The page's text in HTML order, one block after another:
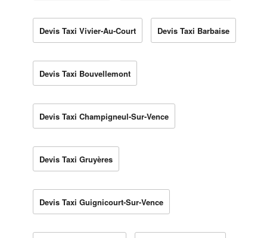
Devis Taxi Vivier-Au-Court Devis Taxi Barbaise
Devis Taxi Bouvellemont
Devis Taxi Champigneul-Sur-Vence
Devis Taxi Gruyères
Devis Taxi Guignicourt-Sur-Vence